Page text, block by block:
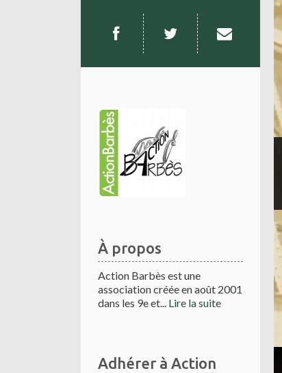
À propos
Action Barbès est une
association créée en août 2001
dans les 9e et... Lire la suite
Adhérer à Action